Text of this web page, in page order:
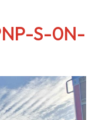
S-0N-